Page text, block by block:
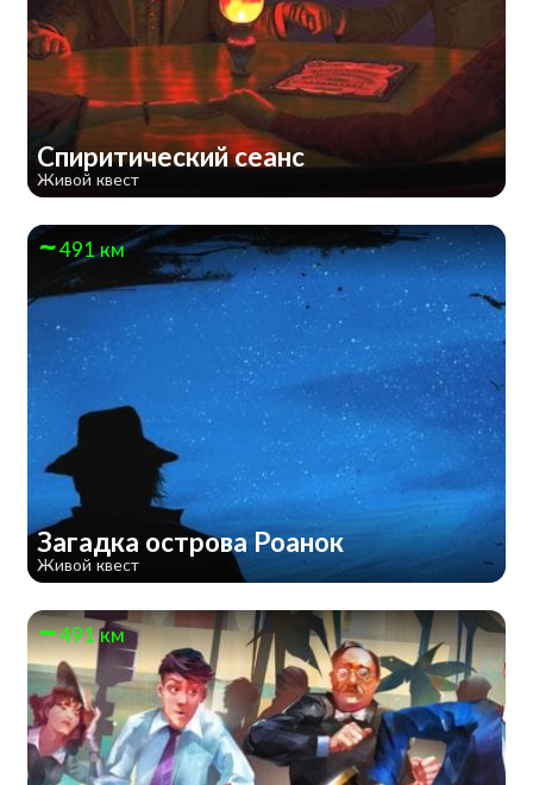
Спиритический сеанс
Живой квест
491 км
Загадка острова Роанок
Живой квест
491 км